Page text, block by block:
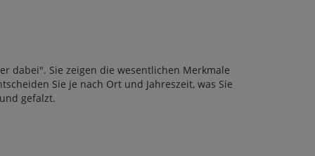
dabei". Sie zeigen die wesentlichen Merkmale
Sie je nach Ort und Jahreszeit, was Sie
gefalzt.